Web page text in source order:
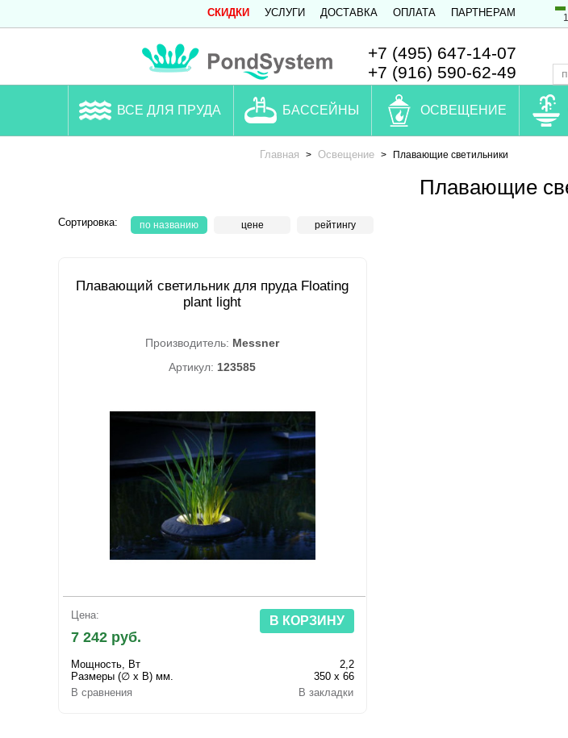
СКИДКИ УСЛУГИ ДОСТАВКА ОПЛАТА ПАРТНЕРАМ
+7 (495) 647-14-07
+7 (916) 590-62-49
ВСЕ ДЛЯ ПРУДА БАССЕЙНЫ ОСВЕЩЕНИЕ
Главная > Освещение > Плавающие светильники
Плавающие
Сортировка: по названию цене рейтингу
Плавающий светильник для пруда Floating
plant light
Производитель: Messner
Артикул: 123585
Цена:
7 242 руб.
В КОРЗИНУ
Мощность, Вт
2,2
Размеры (∅ х В) мм.
350 х 66
В сравнения
В закладки